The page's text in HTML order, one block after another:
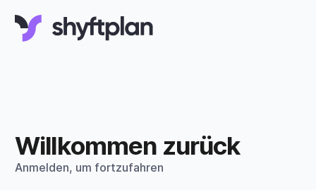
Willkommen zurück
Anmelden, um fortzufahren